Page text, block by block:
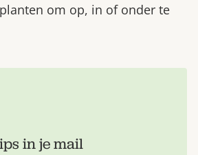
planten om op, in of onder te
in je mail